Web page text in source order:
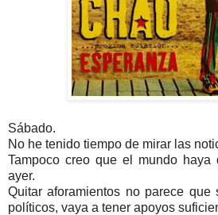
Sábado.
No he tenido tiempo de mirar las
Tampoco creo que el mundo
ayer.
Quitar aforamientos no parece
políticos, vaya a tener apoyos